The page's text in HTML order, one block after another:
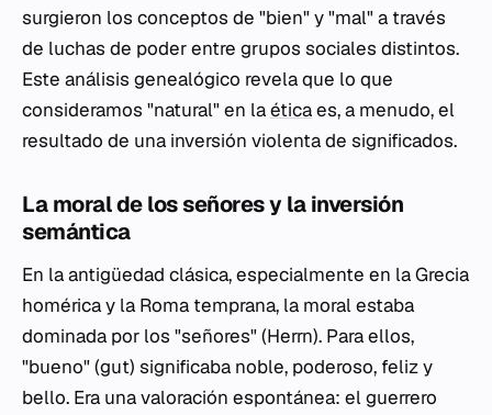
surgieron los conceptos de "bien" y "mal" a través
de luchas de poder entre grupos sociales distintos.
Este análisis genealógico revela que lo que
consideramos "natural" en laéticaes, a menudo, el
resultado de una inversión violenta de significados.
La moral de los señores y la inversión
semántica
En la antigüedad clásica, especialmente en la Grecia
homérica y la Roma temprana, la moral estaba
dominada por los "señores" (Herrn). Para ellos,
"bueno" (gut) significaba noble, poderoso, feliz y
bello. Era una valoración espontánea: el guerrero